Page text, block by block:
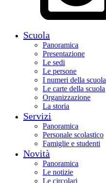
Scuola
Panoramica
Presentazione
Le sedi
Le persone
I numeri della scuola
Le carte della scuola
Organizzazione
La storia
Servizi
Panoramica
Personale scolastico
Famiglie e studenti
Novità
Panoramica
Le notizie
Le circolari